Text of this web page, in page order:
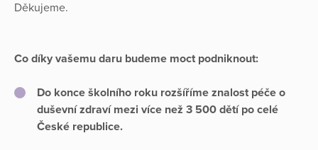
Děkujeme.
Co díky vašemu daru budeme moct podniknout:
Do konce školního roku rozšíříme znalost péče o
duševní zdraví mezi více než 3 500 dětí po celé
České republice.